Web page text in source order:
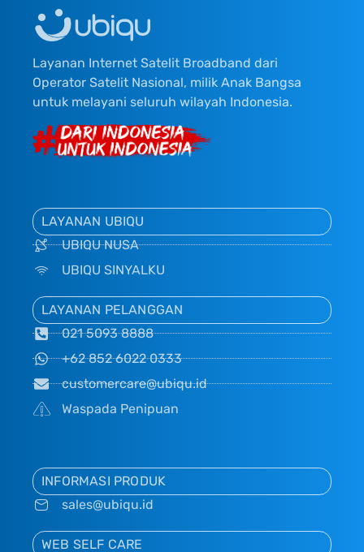
Layanan Internet Satelit Broadband dari
Operator Satelit Nasional, milik Anak Bangsa
untuk melayani seluruh wilayah Indonesia.
LAYANAN UBIQU
UBIQU NUSA
UBIQU SINYALKU
LAYANAN PELANGGAN
021 5093 8888
+62 852 6022 0333
customercare@ubiqu.id
Waspada Penipuan
INFORMASI PRODUK
sales@ubiqu.id
WEB SELF CARE